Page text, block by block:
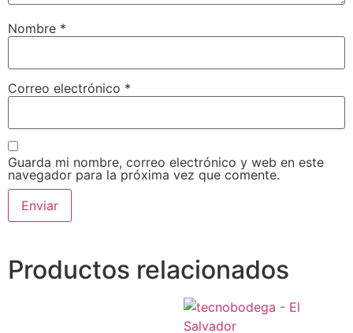
Nombre *
Correo electrónico *
Guarda mi nombre, correo electrónico y web en este
navegador para la próxima vez que comente.
Productos relacionados